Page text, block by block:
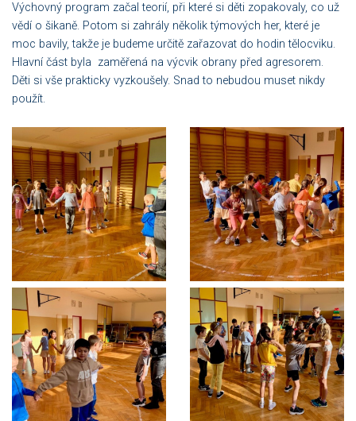
Výchovný program začal teorií, při které si děti zopakovaly, co už
vědí o šikaně. Potom si zahrály několik týmových her, které je
moc bavily, takže je budeme určitě zařazovat do hodin tělocviku.
Hlavní část byla zaměřená na výcvik obrany před agresorem.
Děti si vše prakticky vyzkoušely. Snad to nebudou muset nikdy
použít.